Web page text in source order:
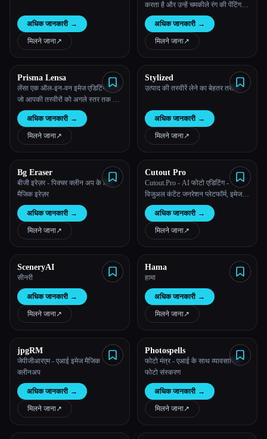
Esc
अधिक जानकारी →
मिलने जाना↗︎
करता है और उन्हें चमकीले रंग की पेंटिंग में
बदल देता है
अधिक जानकारी →
मिलने जाना↗︎
Prisma Lensa
लेंसा एक ऑल-इन-वन इमेज एडिटिंग ऐप है
जो आपकी तस्वीरों को अगले स्तर तक ले
जाता है।
अधिक जानकारी →
मिलने जाना↗︎
Stylized
उत्पाद की तस्वीरें लेने का बेहतर तरीका
अधिक जानकारी →
मिलने जाना↗︎
Bg Eraser
बीजी इरेज़र - पिक्चर क्लीन अप के लिए
मैजिक इरेज़र
अधिक जानकारी →
मिलने जाना↗︎
Cutout Pro
Cutout.Pro - AI फोटो एडिटिंग -
विजुअल कंटेंट जनरेशन प्लेटफॉर्म, इमेज
और वीडियो डिजाइन के लिए बेस्ट
अधिक जानकारी →
मिलने जाना↗︎
SceneryAI
सीनरी
अधिक जानकारी →
मिलने जाना↗︎
Hama
हामा
अधिक जानकारी →
मिलने जाना↗︎
jpgRM
जेपीजीआरएम - एआई इमेज मैजिक
क्लीनअप
अधिक जानकारी →
मिलने जाना↗︎
Photospells
फोटो मंत्र - एआई के साथ व्यावसायिक
फोटो संस्करण
अधिक जानकारी →
मिलने जाना↗︎